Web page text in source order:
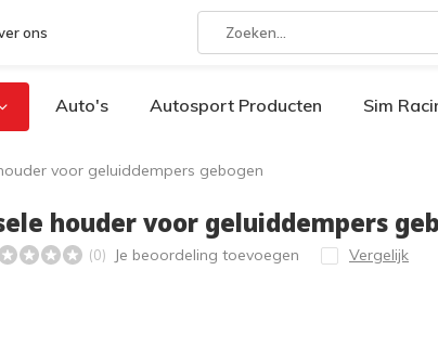
ons
Auto's Autosport Producten Sim
voor geluiddempers gebogen
houder voor geluiddempers
(0) Je beoordeling toevoegen Vergelijk